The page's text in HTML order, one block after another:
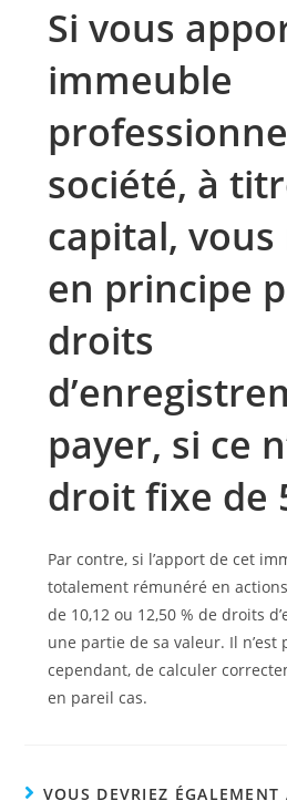
Si vous
immeuble
société, à
capital, vous
en principe
droits
payer, si ce
droit fixe de
Par contre, si l’apport de cet
totalement rémunéré en
de 10,12 ou 12,50 % de droits
une partie de sa valeur. Il n’est
cependant, de calculer
en pareil cas.
VOUS DEVRIEZ ÉGALEMENT